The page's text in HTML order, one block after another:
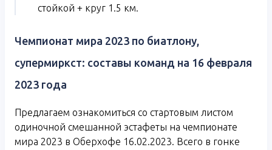
стойкой + круг 1.5 км.
Чемпионат мира 2023 по биатлону,
супермиркст: составы команд на 16 февраля
2023 года
Предлагаем ознакомиться со стартовым листом
одиночной смешанной эстафеты на чемпионате
мира 2023 в Оберхофе 16.02.2023. Всего в гонке